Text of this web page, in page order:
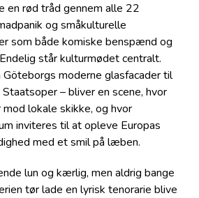
en rød tråd gennem alle 22
og småkulturelle
som både komiske benspænd og
står kulturmødet centralt.
Göteborgs moderne glasfacader til
– bliver en scene, hvor
lokale skikke, og hvor
inviteres til at opleve Europas
med et smil på læben.
lun og kærlig, men aldrig bange
tør lade en lyrisk tenorarie blive